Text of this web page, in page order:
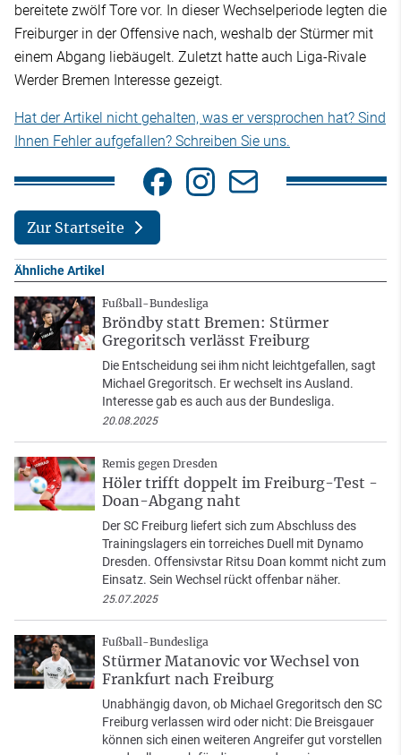
bereitete zwölf Tore vor. In dieser Wechselperiode legten die
Freiburger in der Offensive nach, weshalb der Stürmer mit
einem Abgang liebäugelt. Zuletzt hatte auch Liga-Rivale
Werder Bremen Interesse gezeigt.
Hat der Artikel nicht gehalten, was er versprochen hat? Sind
Ihnen Fehler aufgefallen? Schreiben Sie uns.
Zur Startseite
Ähnliche Artikel
Fußball-Bundesliga
Bröndby statt Bremen: Stürmer
Gregoritsch verlässt Freiburg
Die Entscheidung sei ihm nicht leichtgefallen, sagt
Michael Gregoritsch. Er wechselt ins Ausland.
Interesse gab es auch aus der Bundesliga.
20.08.2025
Remis gegen Dresden
Höler trifft doppelt im Freiburg-Test -
Doan-Abgang naht
Der SC Freiburg liefert sich zum Abschluss des
Trainingslagers ein torreiches Duell mit Dynamo
Dresden. Offensivstar Ritsu Doan kommt nicht zum
Einsatz. Sein Wechsel rückt offenbar näher.
25.07.2025
Fußball-Bundesliga
Stürmer Matanovic vor Wechsel von
Frankfurt nach Freiburg
Unabhängig davon, ob Michael Gregoritsch den SC
Freiburg verlassen wird oder nicht: Die Breisgauer
können sich einen weiteren Angreifer gut vorstellen